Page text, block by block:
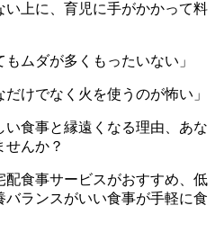
い上に、育児に手がかかって料
ムダが多くもったいない」
けでなく火を使うのが怖い」
食事と縁遠くなる理由、あな
せんか？
食事サービスがおすすめ、低
ランスがいい食事が手軽に食